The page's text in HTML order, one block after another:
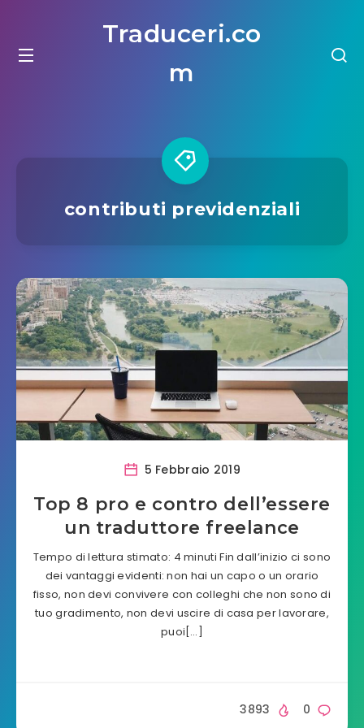
Traduceri.co
m
contributi previdenziali
5 Febbraio 2019
Top 8 pro e contro dell’essere
un traduttore freelance
Tempo di lettura stimato: 4 minuti Fin dall’inizio ci sono
dei vantaggi evidenti: non hai un capo o un orario
fisso, non devi convivere con colleghi che non sono di
tuo gradimento, non devi uscire di casa per lavorare,
puoi[…]
0
3893